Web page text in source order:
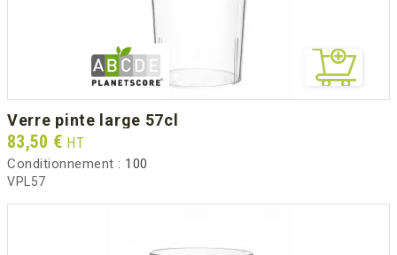
verre pinte large 57cl
Prix
83,50 € HT
Conditionnement : 100
VPL57